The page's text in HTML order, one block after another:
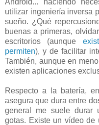
utilizar ingeniería inversa
sueño. ¿Qué
buenas a primeras,
escritorios (aunque
permiten), y de facilitar
También, aunque en
existen aplicaciones
Respecto a la batería,
asegura que dura entre
general me suele durar
gotas. Existe un vídeo de